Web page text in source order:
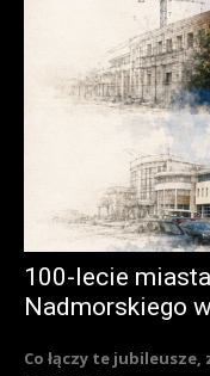
100-lecie
Nadmorskiego
Co łączy te